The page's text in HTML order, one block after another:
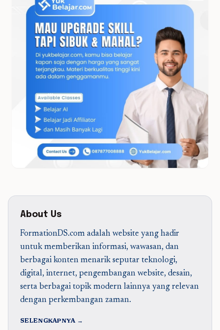
About Us
FormationDS.com adalah website yang hadir
untuk memberikan informasi, wawasan, dan
berbagai konten menarik seputar teknologi,
digital, internet, pengembangan website, desain,
serta berbagai topik modern lainnya yang relevan
dengan perkembangan zaman.
SELENGKAPNYA →